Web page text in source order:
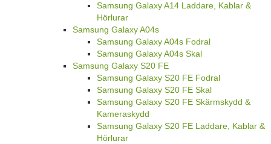
Samsung Galaxy A14 Laddare, Kablar &
Hörlurar
Samsung Galaxy A04s
Samsung Galaxy A04s Fodral
Samsung Galaxy A04s Skal
Samsung Galaxy S20 FE
Samsung Galaxy S20 FE Fodral
Samsung Galaxy S20 FE Skal
Samsung Galaxy S20 FE Skärmskydd &
Kameraskydd
Samsung Galaxy S20 FE Laddare, Kablar &
Hörlurar